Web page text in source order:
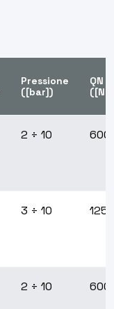
Pressione
([bar])
QN
([Nl/
2 ÷ 10 600
3 ÷ 10 1250
2 ÷ 10 600